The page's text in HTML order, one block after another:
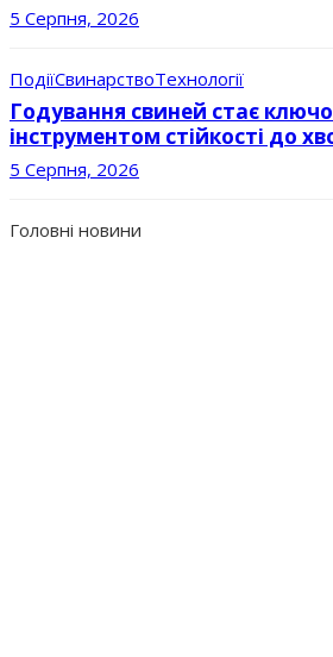
5 Серпня, 2026
ПодіїСвинарствоТехнології
Годування свиней стає
інструментом стійкості до
5 Серпня, 2026
Головні новини